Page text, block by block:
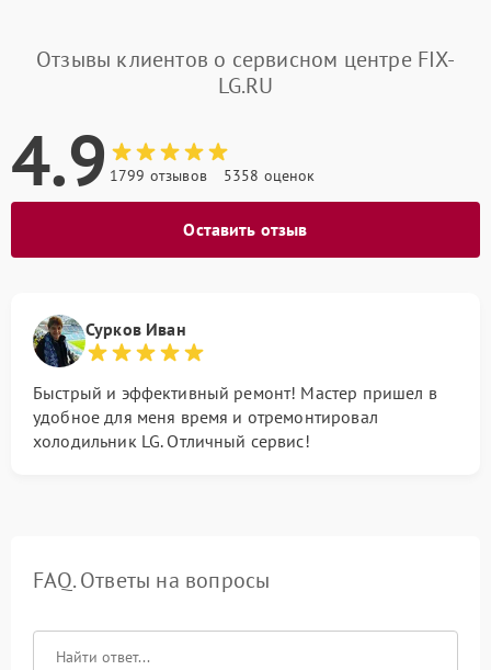
Отзывы клиентов о сервисном центре FIX-
LG.RU
4.9 1799 отзывов 5358 оценок
Оставить отзыв
Сурков Иван
Быстрый и эффективный ремонт! Мастер пришел в
удобное для меня время и отремонтировал
холодильник LG. Отличный сервис!
FAQ. Ответы на вопросы